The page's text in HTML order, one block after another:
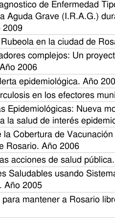
de Enfermedad
Aguda Grave (I.R.A.G.)
2009
en la ciudad de
complejos: Un
2006
epidemiológica. Año
en los efectores
Epidemiológicas: Nueva
la salud de interés
la Cobertura de
Rosario. Año 2006
acciones de salud
Saludables usando
Año 2005
para mantener a Rosario